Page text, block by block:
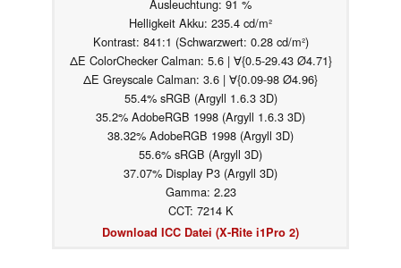
Ausleuchtung: 91 %
Helligkeit Akku: 235.4 cd/m²
Kontrast: 841:1 (Schwarzwert: 0.28 cd/m²)
ΔE ColorChecker Calman: 5.6 | ∀{0.5-29.43 Ø4.71}
ΔE Greyscale Calman: 3.6 | ∀{0.09-98 Ø4.96}
55.4% sRGB (Argyll 1.6.3 3D)
35.2% AdobeRGB 1998 (Argyll 1.6.3 3D)
38.32% AdobeRGB 1998 (Argyll 3D)
55.6% sRGB (Argyll 3D)
37.07% Display P3 (Argyll 3D)
Gamma: 2.23
CCT: 7214 K
Download ICC Datei (X-Rite i1Pro 2)